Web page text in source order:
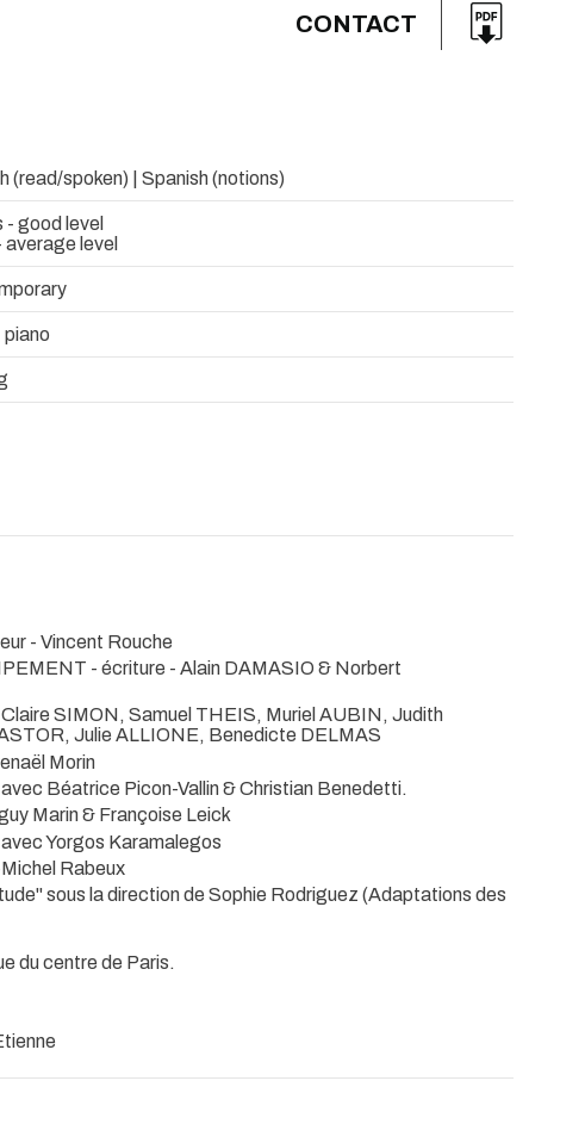
CONTACT
(read/spoken) | Spanish (notions)
- good level
average level
piano
- Vincent Rouche
- écriture - Alain DAMASIO & Norbert
SIMON, Samuel THEIS, Muriel AUBIN, Judith
Julie ALLIONE, Benedicte DELMAS
Morin
Béatrice Picon-Vallin & Christian Benedetti.
Marin & Françoise Leick
Yorgos Karamalegos
Rabeux
sous la direction de Sophie Rodriguez (Adaptations des
du centre de Paris.